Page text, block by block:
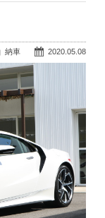
2020.05.08
納車